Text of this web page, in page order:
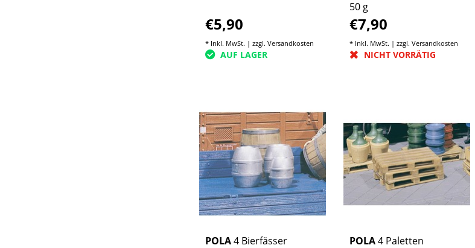
€5,90
* Inkl. MwSt. | zzgl. Versandkosten
AUF LAGER
50 g
€7,90
* Inkl. MwSt. | zzgl. Versandkosten
NICHT VORRÄTIG
POLA 4 Bierfässer POLA4 Paletten